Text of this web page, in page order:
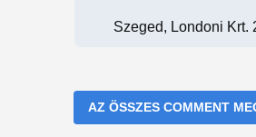
Szeged, Londoni Krt.
AZ ÖSSZES COMMENT